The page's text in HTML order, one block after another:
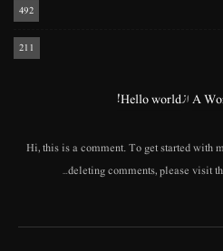
492
211
AازHello world!
Hi, this is a comment. To get started with
deleting comments, please visit